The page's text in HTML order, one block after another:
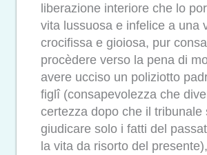
liberazione interiore che lo
vita lussuosa e infelice a una
crocifissa e gioiosa, pur
procèdere verso la pena di
avere ucciso un poliziotto
figlî (consapevolezza che
certezza dopo che il tribunale
giudicare solo i fatti del
la vita da risorto del presente),